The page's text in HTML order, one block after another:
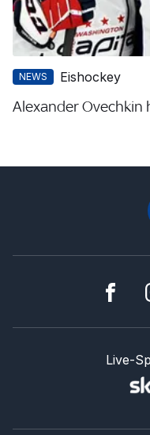
NEWS Eishockey
Alexander Ovechkin
Live-